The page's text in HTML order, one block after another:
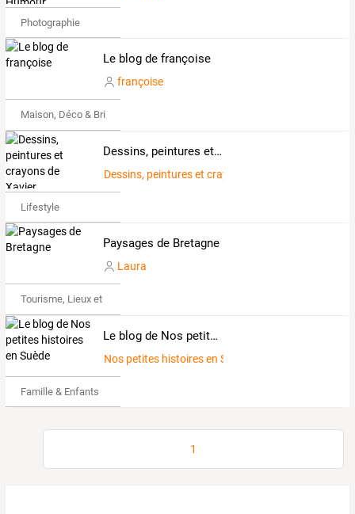
Photographie
Le blog de françoise
françoise
Maison, Déco & Bricolage
Dessins, peintures et crayons de Xavier
Dessins, peintures et crayons de Xavier
Lifestyle
Paysages de Bretagne
Laura
Tourisme, Lieux et Événements
Le blog de Nos petites histoires en Suède
Nos petites histoires en Suède
Famille & Enfants
1